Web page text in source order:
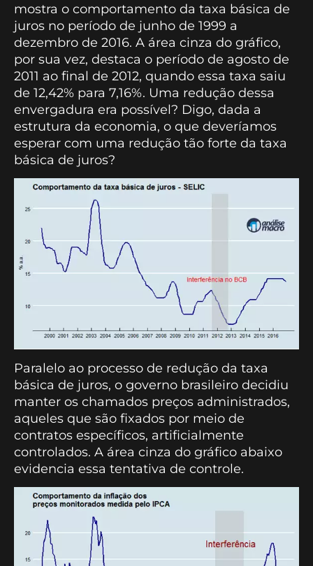
mostra o comportamento da taxa básica de
juros no período de junho de 1999 a
dezembro de 2016. A área cinza do gráfico,
por sua vez, destaca o período de agosto de
2011 ao final de 2012, quando essa taxa saiu
de 12,42% para 7,16%. Uma redução dessa
envergadura era possível? Digo, dada a
estrutura da economia, o que deveríamos
esperar com uma redução tão forte da taxa
básica de juros?
Paralelo ao processo de redução da taxa
básica de juros, o governo brasileiro decidiu
manter os chamados preços administrados,
aqueles que são fixados por meio de
contratos específicos, artificialmente
controlados. A área cinza do gráfico abaixo
evidencia essa tentativa de controle.